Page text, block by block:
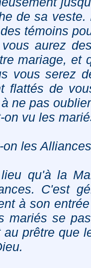
de sa
témoins
aurez
mariage, et
vous serez
flattés de
ne pas
vu les
les
qu'à la
C'est
à son
mariés se
prêtre que